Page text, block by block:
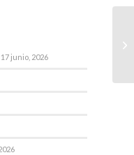
17 junio, 2026